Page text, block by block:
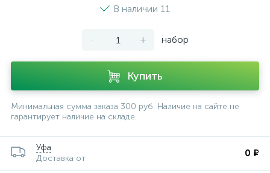
В наличии 11
- + набор
Купить
Минимальная сумма заказа 300 руб. Наличие на сайте не
гарантирует наличие на складе.
Уфа
Доставка от
0 ₽